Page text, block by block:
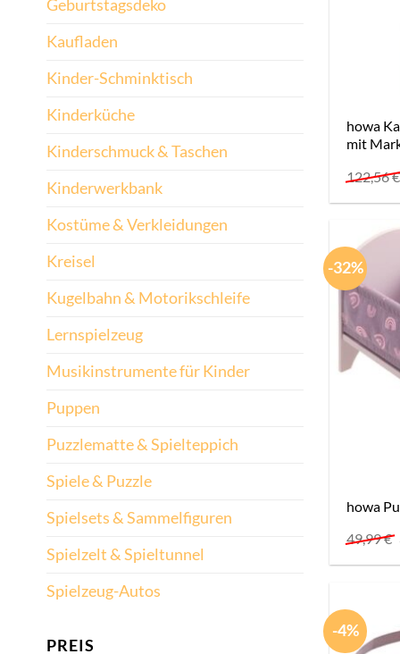
Geburtstagsdeko
Kaufladen
Kinder-Schminktisch
Kinderküche
Kinderschmuck & Taschen
Kinderwerkbank
Kostüme & Verkleidungen
Kreisel
Kugelbahn & Motorikschleife
Lernspielzeug
Musikinstrumente für Kinder
Puppen
Puzzlematte & Spielteppich
Spiele & Puzzle
Spielsets & Sammelfiguren
Spielzelt & Spieltunnel
Spielzeug-Autos
PREIS
howa
mit
122,56€
-32%
howa
49,99€
-4%